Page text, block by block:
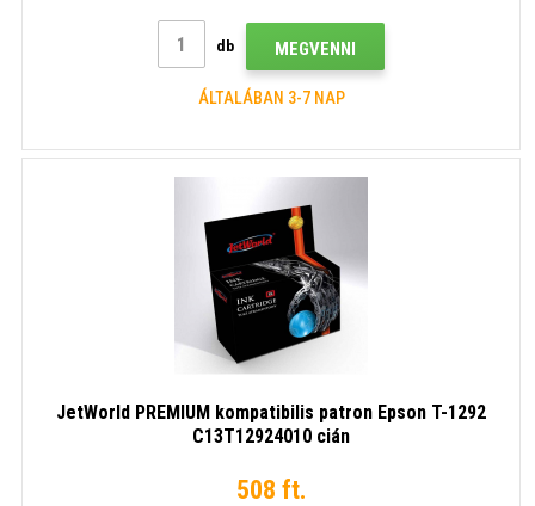
db MEGVENNI
ÁLTALÁBAN 3-7 NAP
JetWorld PREMIUM kompatibilis patron Epson T-1292
C13T12924010 cián
508 ft.